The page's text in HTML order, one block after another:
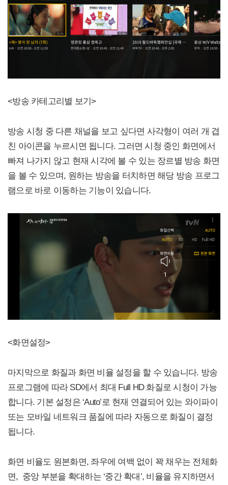
<방송 카테고리별 보기>
방송 시청 중 다른 채널을 보고 싶다면 사각형이 여러 개 겹
친 아이콘을 누르시면 됩니다. 그러면 시청 중인 화면에서
빠져 나가지 않고 현재 시각에 볼 수 있는 장르별 방송 화면
을 볼 수 있으며, 원하는 방송을 터치하면 해당 방송 프로그
램으로 바로 이동하는 기능이 있습니다.
<화면설정>
마지막으로 화질과 화면 비율 설정을 할 수 있습니다. 방송
프로그램에 따라 SD에서 최대 Full HD 화질로 시청이 가능
합니다. 기본 설정은 ‘Auto’로 현재 연결되어 있는 와이파이
또는 모바일 네트워크 품질에 따라 자동으로 화질이 결정
됩니다.
화면 비율도 원본화면, 좌우에 여백 없이 꽉 채우는 전체화
면, 중앙 부분을 확대하는 ‘중간 확대’, 비율을 유지하면서